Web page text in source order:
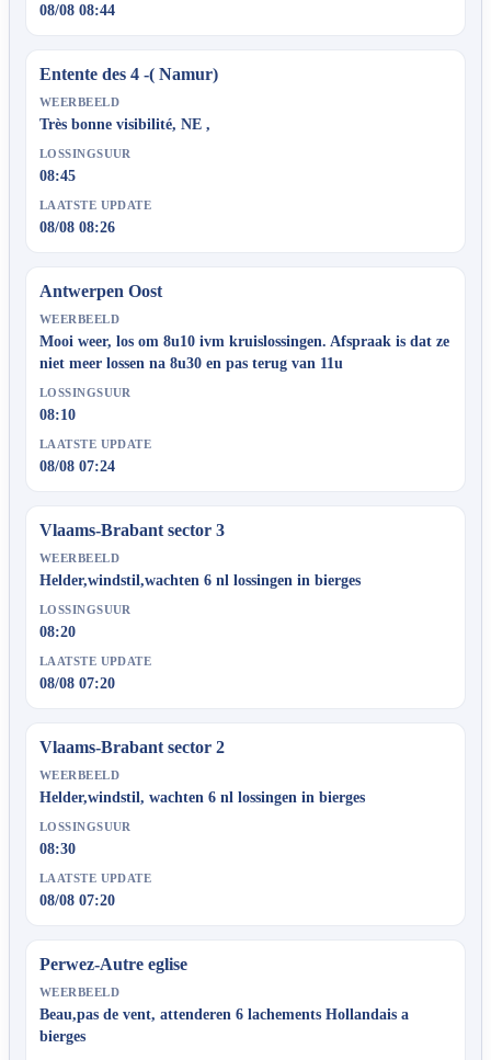
08/08 08:44
Entente des 4 -( Namur)
WEERBEELD
Très bonne visibilité, NE ,
LOSSINGSUUR
08:45
LAATSTE UPDATE
08/08 08:26
Antwerpen Oost
WEERBEELD
Mooi weer, los om 8u10 ivm kruislossingen. Afspraak is dat ze
niet meer lossen na 8u30 en pas terug van 11u
LOSSINGSUUR
08:10
LAATSTE UPDATE
08/08 07:24
Vlaams-Brabant sector 3
WEERBEELD
Helder,windstil,wachten 6 nl lossingen in bierges
LOSSINGSUUR
08:20
LAATSTE UPDATE
08/08 07:20
Vlaams-Brabant sector 2
WEERBEELD
Helder,windstil, wachten 6 nl lossingen in bierges
LOSSINGSUUR
08:30
LAATSTE UPDATE
08/08 07:20
Perwez-Autre eglise
WEERBEELD
Beau,pas de vent, attenderen 6 lachements Hollandais a
bierges